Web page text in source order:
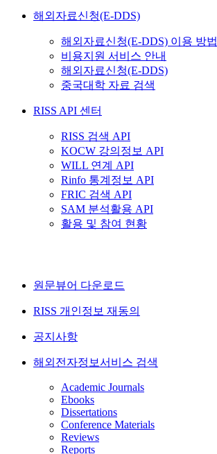
해외자료신청(E-DDS)
해외자료신청(E-DDS) 이용 방법
비용지원 서비스 안내
해외자료신청(E-DDS)
중국대학 자료 검색
RISS API 센터
RISS 검색 API
KOCW 강의정보 API
WILL 연계 API
Rinfo 통계정보 API
FRIC 검색 API
SAM 분석활용 API
활용 및 참여 현황
원문뷰어 다운로드
RISS 개인정보 재동의
공지사항
해외전자정보서비스 검색
Academic Journals
Ebooks
Dissertations
Conference Materials
Reviews
Reports